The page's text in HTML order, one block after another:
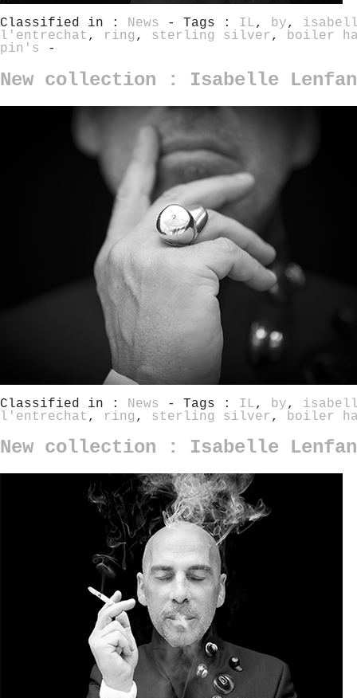
Classified in : News - Tags : IL, by,
l'entrechat , ring , sterling silver , boiler
pin's
-
New collection : Isabelle
Classified in : News - Tags : IL, by,
l'entrechat , ring , sterling silver , boiler
New collection : Isabelle